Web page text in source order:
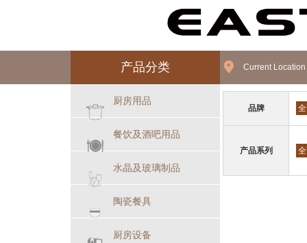
产品分类
厨房用品
餐饮及酒吧用品
水晶及玻璃制品
陶瓷餐具
厨房设备
Current Location
品牌
产品系列